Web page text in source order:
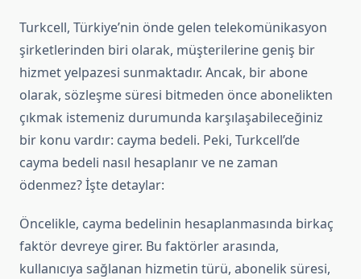
Turkcell, Türkiye’nin önde gelen telekomünikasyon
şirketlerinden biri olarak, müşterilerine geniş bir
hizmet yelpazesi sunmaktadır. Ancak, bir abone
olarak, sözleşme süresi bitmeden önce abonelikten
çıkmak istemeniz durumunda karşılaşabileceğiniz
bir konu vardır: cayma bedeli. Peki, Turkcell’de
cayma bedeli nasıl hesaplanır ve ne zaman
ödenmez? İşte detaylar:
Öncelikle, cayma bedelinin hesaplanmasında birkaç
faktör devreye girer. Bu faktörler arasında,
kullanıcıya sağlanan hizmetin türü, abonelik süresi,